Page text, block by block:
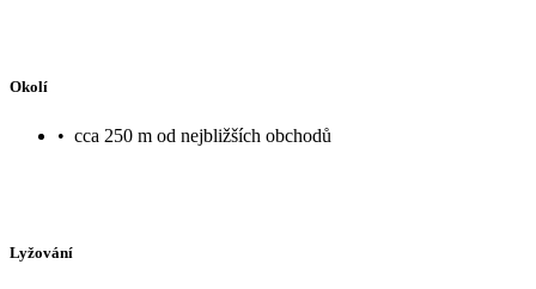
Okolí
• cca 250 m od nejbližších obchodů
Lyžování